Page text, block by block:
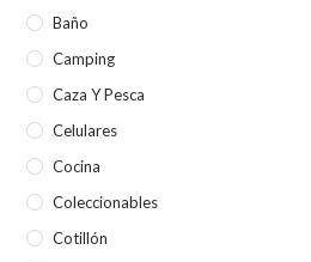
Baño
Camping
Caza Y Pesca
Celulares
Cocina
Coleccionables
Cotillón